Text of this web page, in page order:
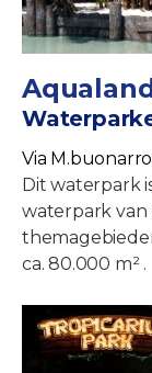
Via
Dit waterpark
waterpark van
ca. 80.000 m² .